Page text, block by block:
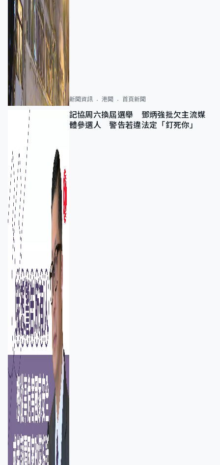
新聞資訊 港聞 首頁新聞
記協周六換屆選舉 鄧炳強批欠主流媒
體參選人 警告若違法定「釘死你」